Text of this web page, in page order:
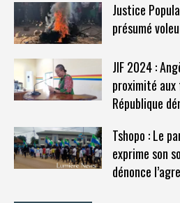
Justice
présumé
JIF 2024 :
proximité aux
République
Tshopo : Le
exprime son
dénonce